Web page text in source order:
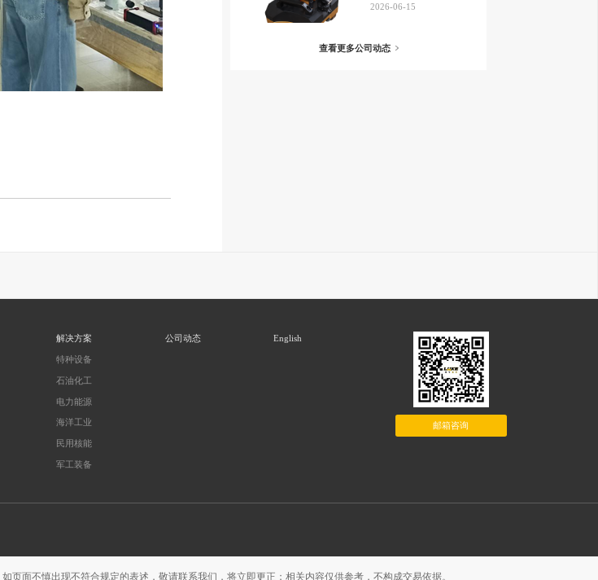
2026-06-15
查看更多公司动态
解决方案
特种设备
石油化工
电力能源
海洋工业
民用核能
军工装备
公司动态 English
邮箱咨询
页面不慎出现不符合规定的表述，敬请联系我们，将立即更正；相关内容仅供参考，不构成交易依据。